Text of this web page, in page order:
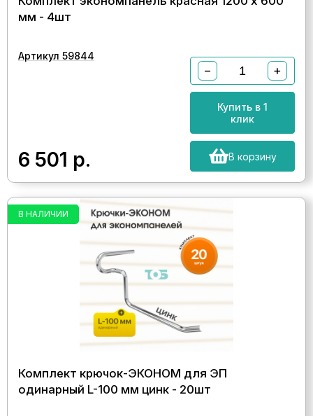
мм - 4шт
Артикул 59844
6 501 р.
− +
Купить в 1
клик
В корзину
В НАЛИЧИИ
Комплект крючок-ЭКОНОМ для ЭП
одинарный L-100 мм цинк - 20шт